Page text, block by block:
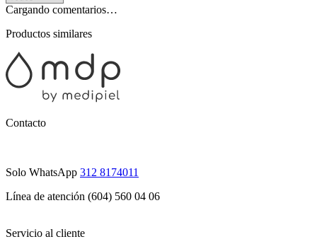
Cargando comentarios…
Productos similares
Contacto
Solo WhatsApp 312 8174011
Línea de atención (604) 560 04 06
Servicio al cliente